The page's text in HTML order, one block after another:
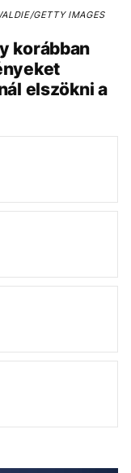
GETTY IMAGES
korábban
elszökni a